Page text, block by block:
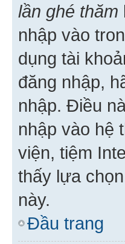
lần ghé thăm
nhập vào
dụng tài
đăng nhập,
nhập. Điều
nhập vào hệ
viện, tiệm
thấy lựa
này.
Đầu trang